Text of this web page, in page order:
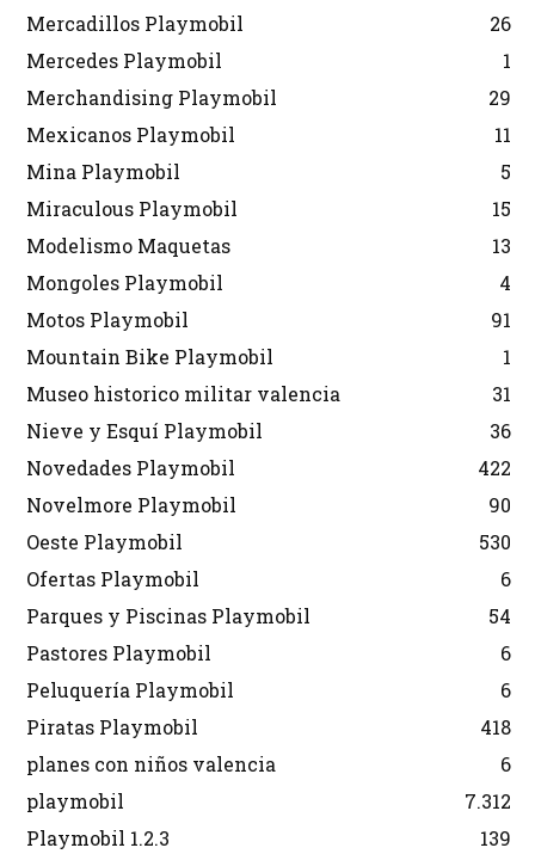
Mercadillos Playmobil
26
Mercedes Playmobil
1
Merchandising Playmobil
29
Mexicanos Playmobil
11
Mina Playmobil
5
Miraculous Playmobil
15
Modelismo Maquetas
13
Mongoles Playmobil
4
Motos Playmobil
91
Mountain Bike Playmobil
1
Museo historico militar valencia
31
Nieve y Esquí Playmobil
36
Novedades Playmobil
422
Novelmore Playmobil
90
Oeste Playmobil
530
Ofertas Playmobil
6
Parques y Piscinas Playmobil
54
Pastores Playmobil
6
Peluquería Playmobil
6
Piratas Playmobil
418
planes con niños valencia
6
playmobil
7.312
Playmobil 1.2.3
139